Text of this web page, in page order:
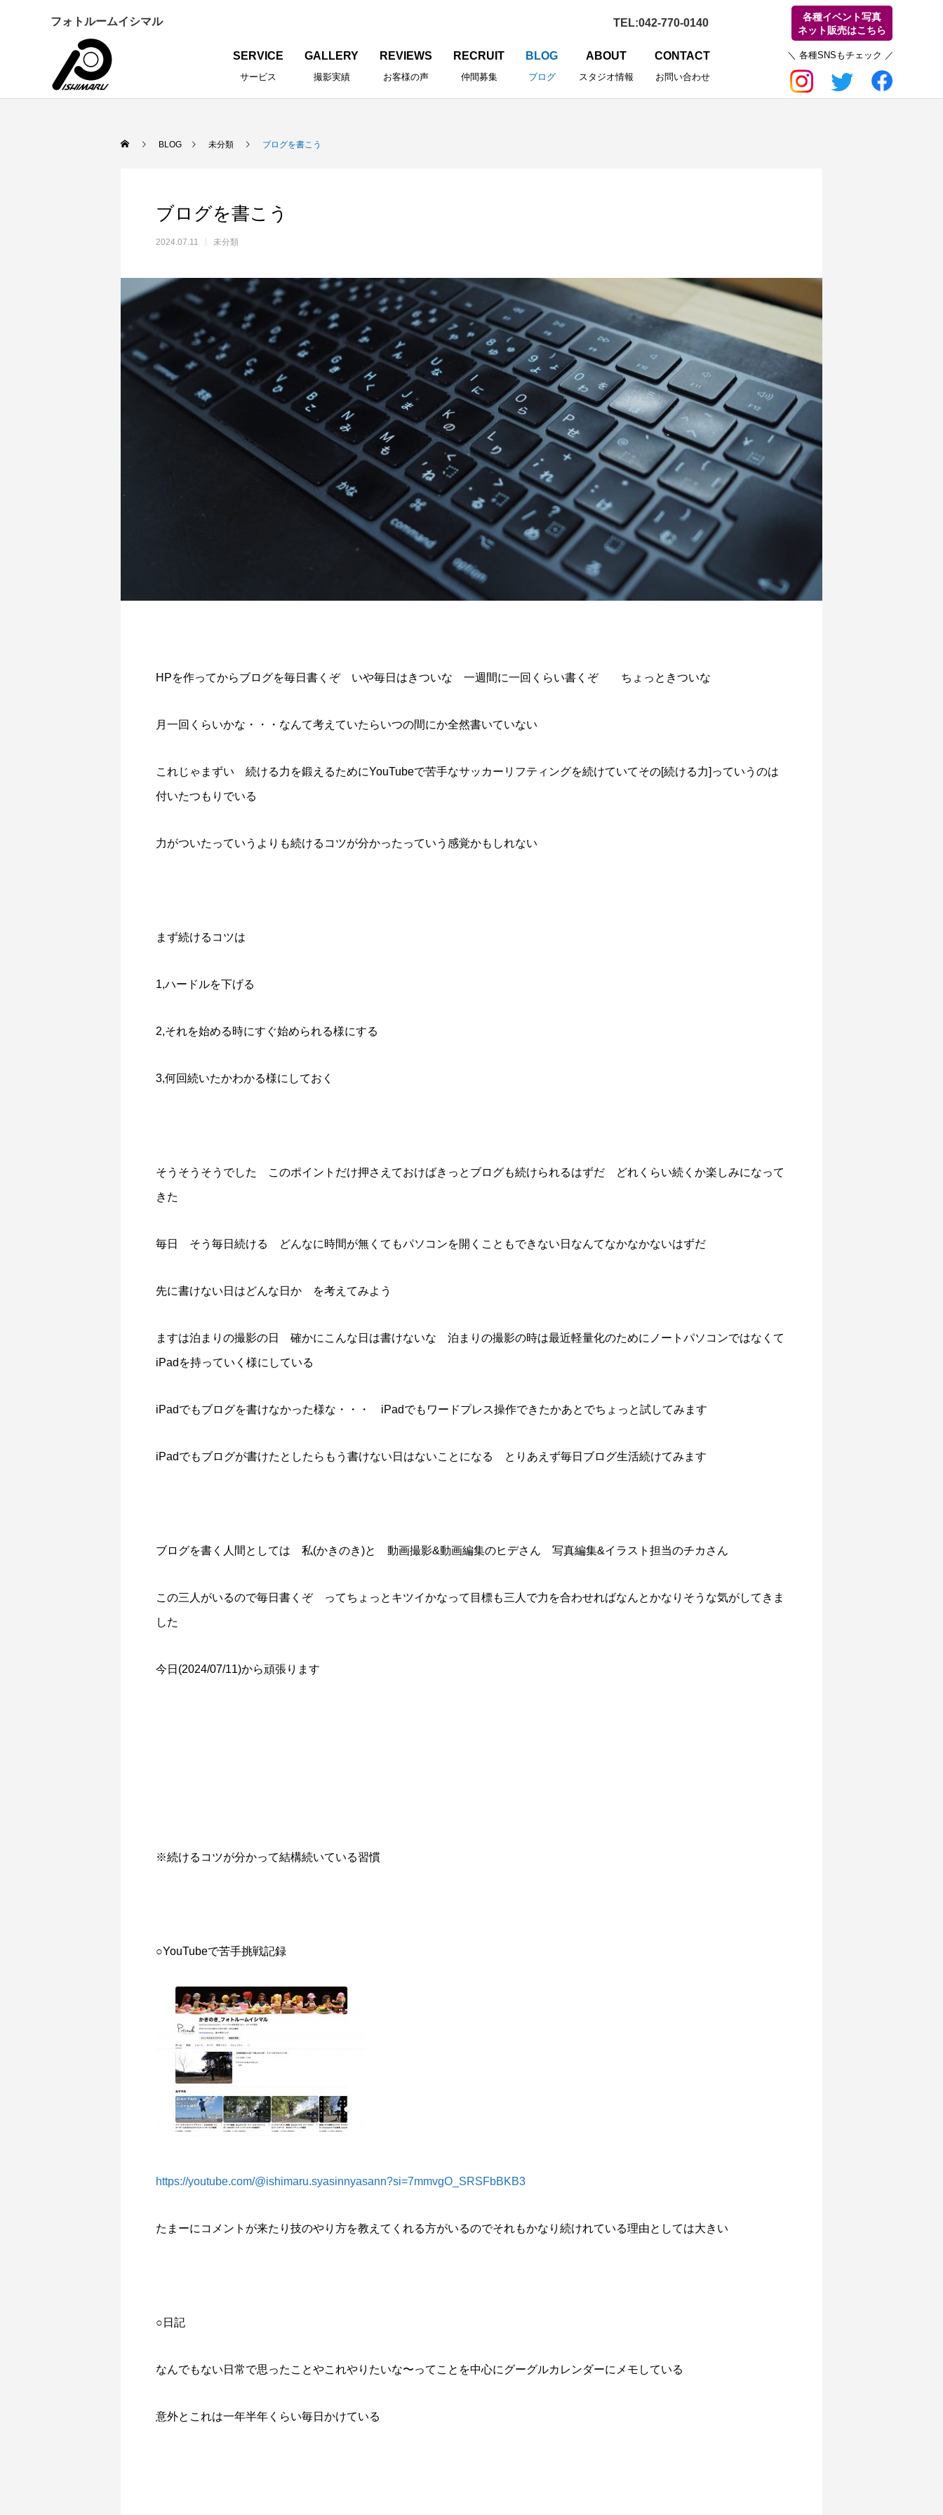
フォトルームイシマル
各種イベント写真
ネット販売はこちら
SERVICE
サービス
GALLERY
撮影実績
REVIEWS
お客様の声
RECRUIT
仲間募集
BLOG
ブログ
ABOUT
スタジオ情報
CONTACT
お問い合わせ
BLOG 未分類 ブログを書こう
ブログを書こう
2024.07.11 未分類
HPを作ってからブログを毎日書くぞ いや毎日はきついな 一週間に一回くらい書くぞ ちょっときついな
月一回くらいかな・・・なんて考えていたらいつの間にか全然書いていない
これじゃまずい 続ける力を鍛えるためにYouTubeで苦手なサッカーリフティングを続けていてその[続ける力]っていうのは
付いたつもりでいる
力がついたっていうよりも続けるコツが分かったっていう感覚かもしれない
まず続けるコツは
1,ハードルを下げる
2,それを始める時にすぐ始められる様にする
3,何回続いたかわかる様にしておく
そうそうそうでした このポイントだけ押さえておけばきっとブログも続けられるはずだ どれくらい続くか楽しみになって
きた
毎日 そう毎日続ける どんなに時間が無くてもパソコンを開くこともできない日なんてなかなかないはずだ
先に書けない日はどんな日か を考えてみよう
ますは泊まりの撮影の日 確かにこんな日は書けないな 泊まりの撮影の時は最近軽量化のためにノートパソコンではなくて
iPadを持っていく様にしている
iPadでもブログを書けなかった様な・・・ iPadでもワードプレス操作できたかあとでちょっと試してみます
iPadでもブログが書けたとしたらもう書けない日はないことになる とりあえず毎日ブログ生活続けてみます
ブログを書く人間としては 私(かきのき)と 動画撮影&動画編集のヒデさん 写真編集&イラスト担当のチカさん
この三人がいるので毎日書くぞ ってちょっとキツイかなって目標も三人で力を合わせればなんとかなりそうな気がしてきま
した
今日(2024/07/11)から頑張ります
※続けるコツが分かって結構続いている習慣
○YouTubeで苦手挑戦記録
https://youtube.com/@ishimaru.syasinnyasann?si=7mmvgO_SRSFbBKB3
たまーにコメントが来たり技のやり方を教えてくれる方がいるのでそれもかなり続けれている理由としては大きい
○日記
なんでもない日常で思ったことやこれやりたいな〜ってことを中心にグーグルカレンダーにメモしている
意外とこれは一年半年くらい毎日かけている